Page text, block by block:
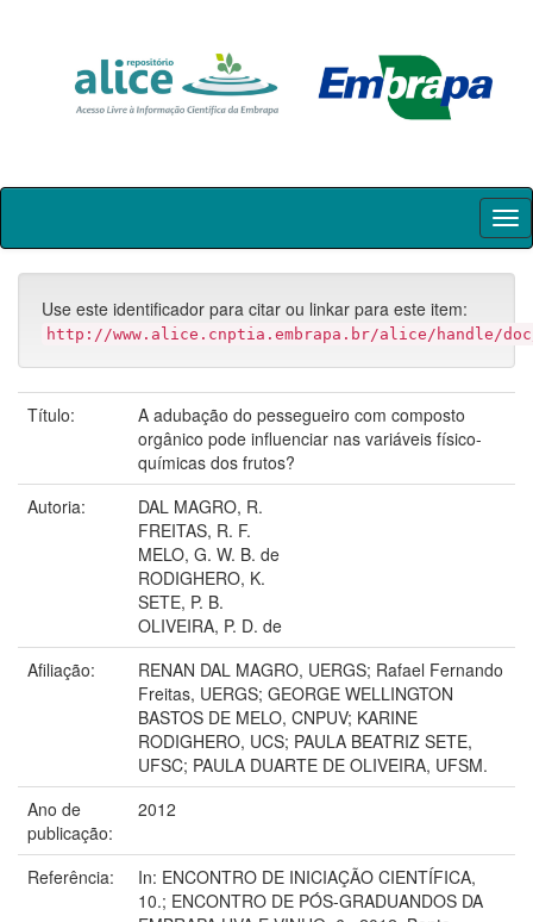
Skip
Use este identificador para citar ou linkar para este item:
http://www.alice.cnptia.embrapa.br/alice/handle/
Título:
A adubação do pessegueiro com composto
orgânico pode influenciar nas variáveis físico-
químicas dos frutos?
Autoria:
DAL MAGRO, R.
FREITAS, R. F.
MELO, G. W. B. de
RODIGHERO, K.
SETE, P. B.
OLIVEIRA, P. D. de
Afiliação:
RENAN DAL MAGRO, UERGS; Rafael Fernando
Freitas, UERGS; GEORGE WELLINGTON
BASTOS DE MELO, CNPUV; KARINE
RODIGHERO, UCS; PAULA BEATRIZ SETE,
UFSC; PAULA DUARTE DE OLIVEIRA, UFSM.
Ano de
publicação:
2012
Referência:
In: ENCONTRO DE INICIAÇÃO CIENTÍFICA,
10.; ENCONTRO DE PÓS-GRADUANDOS DA